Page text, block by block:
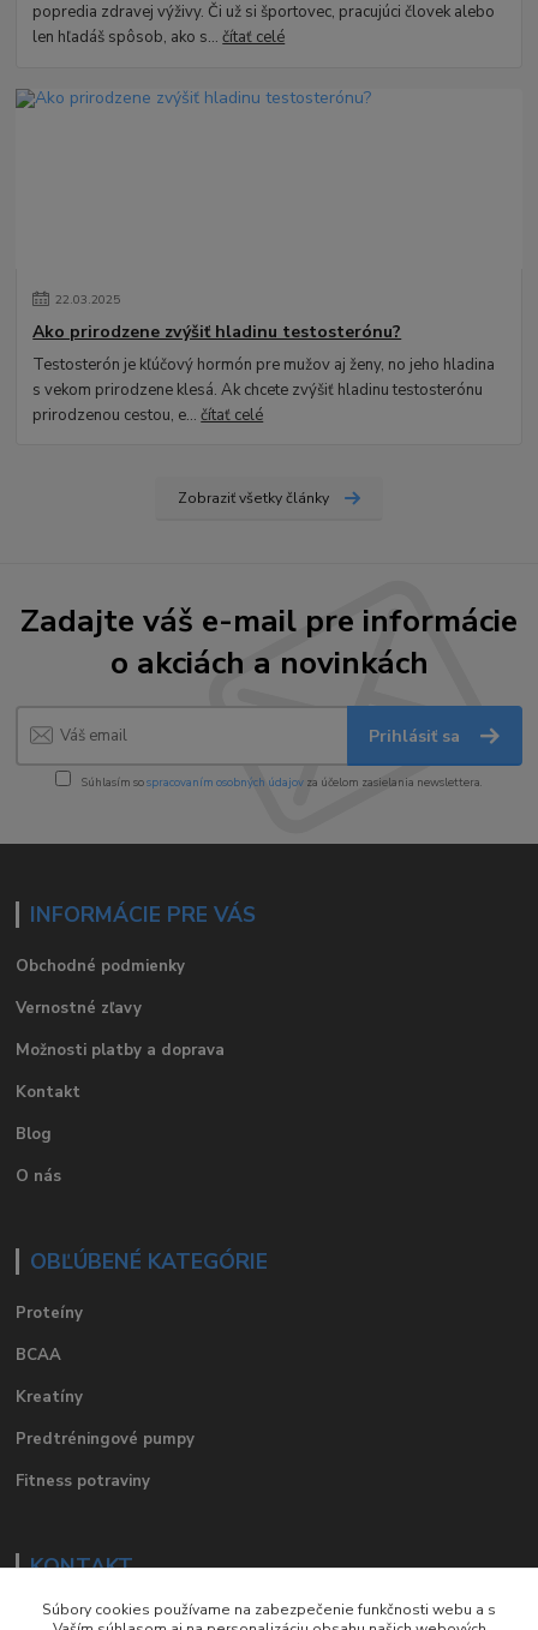
popredia zdravej výživy. Či už si športovec, pracujúci človek alebo
len hľadáš spôsob, ako s...čítať celé
22.03.2025
Ako prirodzene zvýšiť hladinu testosterónu?
Testosterón je kľúčový hormón pre mužov aj ženy, no jeho hladina
s vekom prirodzene klesá. Ak chcete zvýšiť hladinu testosterónu
prirodzenou cestou, e...čítať celé
Zobraziť všetky články
Zadajte váš e-mail pre informácie
o akciách a novinkách
Prihlásiť sa
Súhlasím sospracovaním osobných údajov za účelom zasielania newslettera.
INFORMÁCIE PRE VÁS
Obchodné podmienky
Vernostné zľavy
Možnosti platby a doprava
Kontakt
Blog
O nás
OBĽÚBENÉ KATEGÓRIE
Proteíny
BCAA
Kreatíny
Predtréningové pumpy
Fitness potraviny
KONTAKT
e-mail:eshop@suplements.sk
Súbory cookies používame na zabezpečenie funkčnosti webu a s